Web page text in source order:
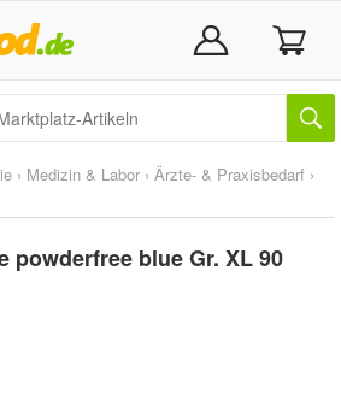
› Medizin & Labor › Ärzte- & Praxisbedarf ›
powderfree blue Gr. XL 90